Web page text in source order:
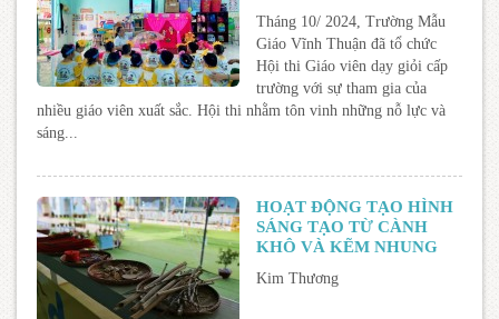
Tháng 10/ 2024, Trường Mẫu
Giáo Vĩnh Thuận đã tổ chức
Hội thi Giáo viên dạy giỏi cấp
trường với sự tham gia của
nhiều giáo viên xuất sắc. Hội thi nhằm tôn vinh những nỗ lực và
sáng...
HOẠT ĐỘNG TẠO HÌNH
SÁNG TẠO TỪ CÀNH
KHÔ VÀ KẼM NHUNG
Kim Thương